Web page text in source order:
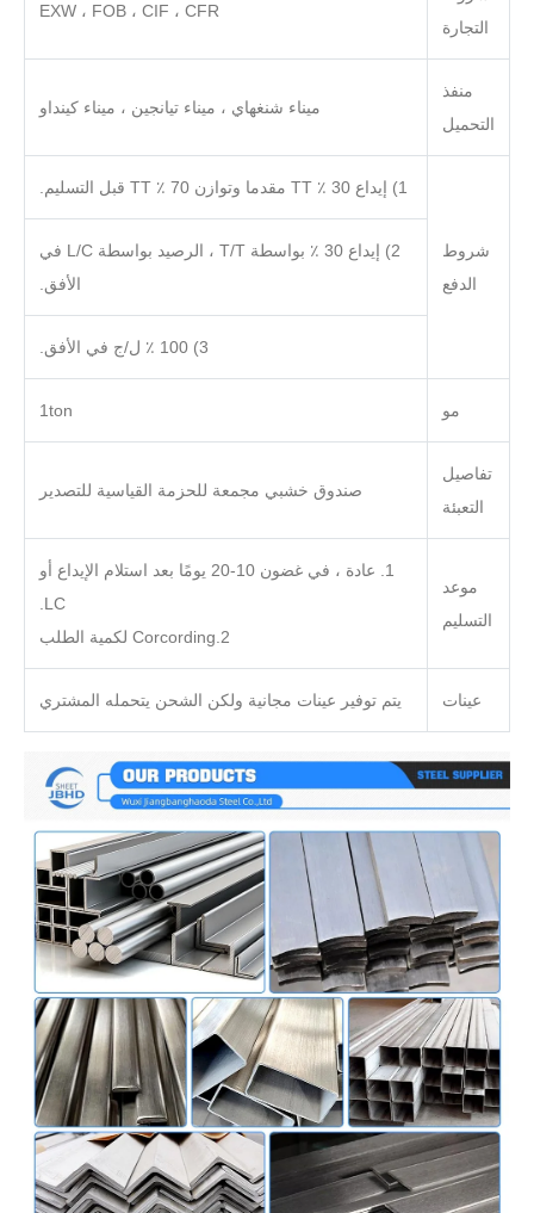
التجارة
EXW ، FOB ، CIF ، CFR
منفذ
التحميل
ميناء شنغهاي ، ميناء تيانجين ، ميناء كينداو
شروط
الدفع
1) إيداع 30 ٪ TT مقدما وتوازن 70 ٪ TT قبل التسليم.
2) إيداع 30 ٪ بواسطة T/T ، الرصيد بواسطة L/C في
الأفق.
3) 100 ٪ ل/ج في الأفق.
مو 1ton
تفاصيل
التعبئة
صندوق خشبي مجمعة للحزمة القياسية للتصدير
موعد
التسليم
1. عادة ، في غضون 10-20 يومًا بعد استلام الإيداع أو
LC.
2.Corcording لكمية الطلب
عينات يتم توفير عينات مجانية ولكن الشحن يتحمله المشتري